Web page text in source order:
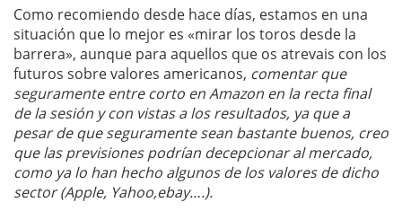
Como recomiendo desde hace días, estamos en una
situación que lo mejor es «mirar los toros desde la
barrera», aunque para aquellos que os atrevais con los
futuros sobre valores americanos, comentar que
seguramente entre corto en Amazon en la recta final
de la sesión y con vistas a los resultados, ya que a
pesar de que seguramente sean bastante buenos, creo
que las previsiones podrían decepcionar al mercado,
como ya lo han hecho algunos de los valores de dicho
sector (Apple, Yahoo,ebay….).